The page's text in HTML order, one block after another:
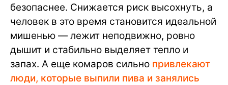
безопаснее. Снижается риск высохнуть, а
человек в это время становится идеальной
мишенью — лежит неподвижно, ровно
дышит и стабильно выделяет тепло и
запах. А еще комаров сильно привлекают
люди, которые выпили пива и занялись